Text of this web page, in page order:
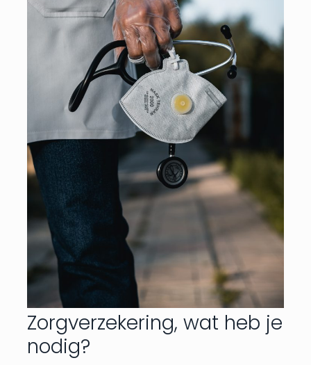
Zorgverzekering, wat heb je
nodig?